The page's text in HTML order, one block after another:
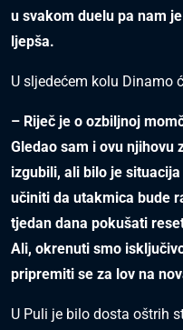
u svakom duelu pa nam
ljepša.
U sljedećem kolu Dinamo
– Riječ je o ozbiljnoj
Gledao sam i ovu njihovu
izgubili, ali bilo je s
učiniti da utakmica bude
tjedan dana pokušati res
Ali, okrenuti smo
pripremiti se za lov na
U Puli je bilo dosta oštrih